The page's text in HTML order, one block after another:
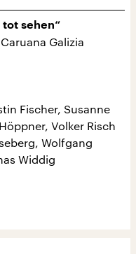
sehen“
Galizia
Fischer, Susanne
Volker Risch
Wolfgang
Widdig